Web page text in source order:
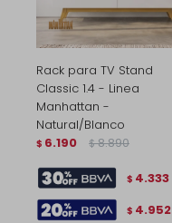
Rack para TV Stand
Classic 1.4 - Linea
Manhattan -
Natural/Blanco
$ 6.190 $ 8.890
$ 4.333
$ 4.952